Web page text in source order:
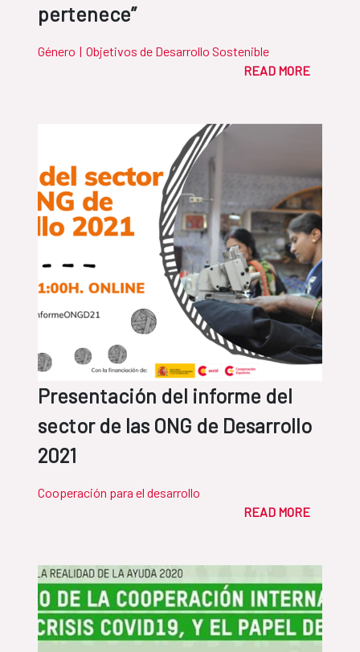
pertenece”
Género | Objetivos de Desarrollo Sostenible
READ MORE
Presentación del informe del
sector de las ONG de Desarrollo
2021
Cooperación para el desarrollo
READ MORE